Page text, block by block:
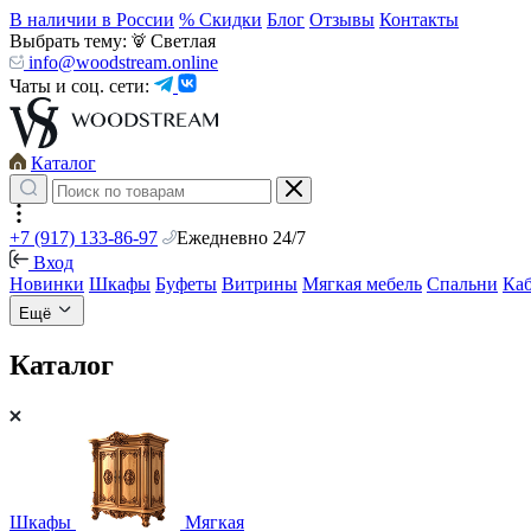
В наличии в России % Скидки Блог Отзывы Контакты
Выбрать тему:
Светлая
info@woodstream.online
Чаты и соц. сети:
Каталог
+7 (917) 133-86-97
Ежедневно 24/7
Вход
Новинки Шкафы Буфеты Витрины Мягкая мебель Спальни
Ещё
Каталог
Шкафы Мягкая